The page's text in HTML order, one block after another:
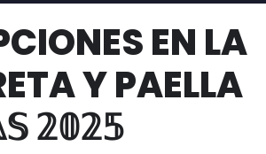
EN LA
Y PAELLA
𝟚𝟘𝟚𝟝